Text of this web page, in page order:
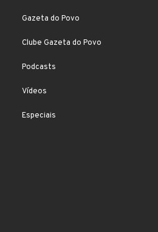
Gazeta do Povo
Clube Gazeta do Povo
Podcasts
Vídeos
Especiais